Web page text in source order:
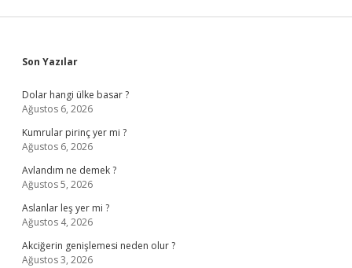
Sidebar
Son Yazılar
Dolar hangi ülke basar ?
Ağustos 6, 2026
Kumrular pirinç yer mi ?
Ağustos 6, 2026
Avlandım ne demek ?
Ağustos 5, 2026
Aslanlar leş yer mi ?
Ağustos 4, 2026
Akciğerin genişlemesi neden olur ?
Ağustos 3, 2026